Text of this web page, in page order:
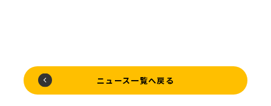
ニュース一覧へ戻る